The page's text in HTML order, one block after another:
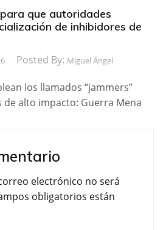
que autoridades
de inhibidores de
Posted By: Miguel Ángel
los llamados “jammers”
alto impacto: Guerra Mena
electrónico no será
obligatorios están